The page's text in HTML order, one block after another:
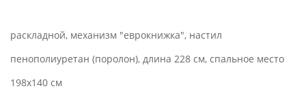
раскладной, механизм "еврокнижка", настил
пенополиуретан (поролон), длина 228 см, спальное место
198x140 см